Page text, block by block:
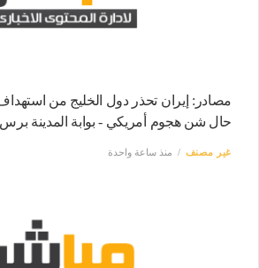
مصادر: إيران تحذر دول الخليج من
حال شن هجوم أمريكي - بوابة المدينة برس
غير مصنف منذ ساعة واحدة